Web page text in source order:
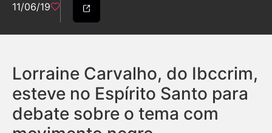
11/06/19
Lorraine Carvalho, do Ibccrim,
esteve no Espírito Santo para
debate sobre o tema com